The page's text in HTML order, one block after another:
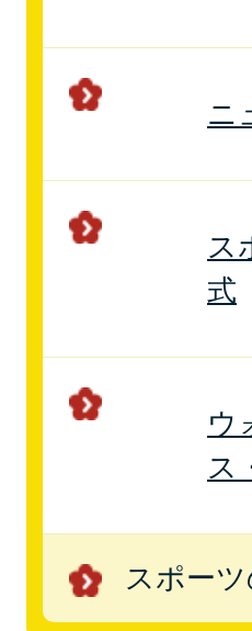
ニ
ス
式
ウ
ス
スポー